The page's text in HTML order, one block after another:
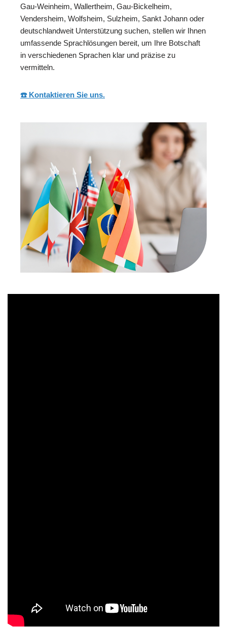
Gau-Weinheim, Wallertheim, Gau-Bickelheim,
Vendersheim, Wolfsheim, Sulzheim, Sankt Johann oder
deutschlandweit Unterstützung suchen, stellen wir Ihnen
umfassende Sprachlösungen bereit, um Ihre Botschaft
in verschiedenen Sprachen klar und präzise zu
vermitteln.
☎️ Kontaktieren Sie uns.